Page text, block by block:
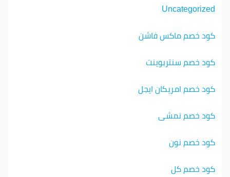
Uncategorized
كود خصم ماكس فاشن
كود خصم سنتربوينت
كود خصم امريكان ايجل
كود خصم نمشي
كود خصم نون
كود خصم كل